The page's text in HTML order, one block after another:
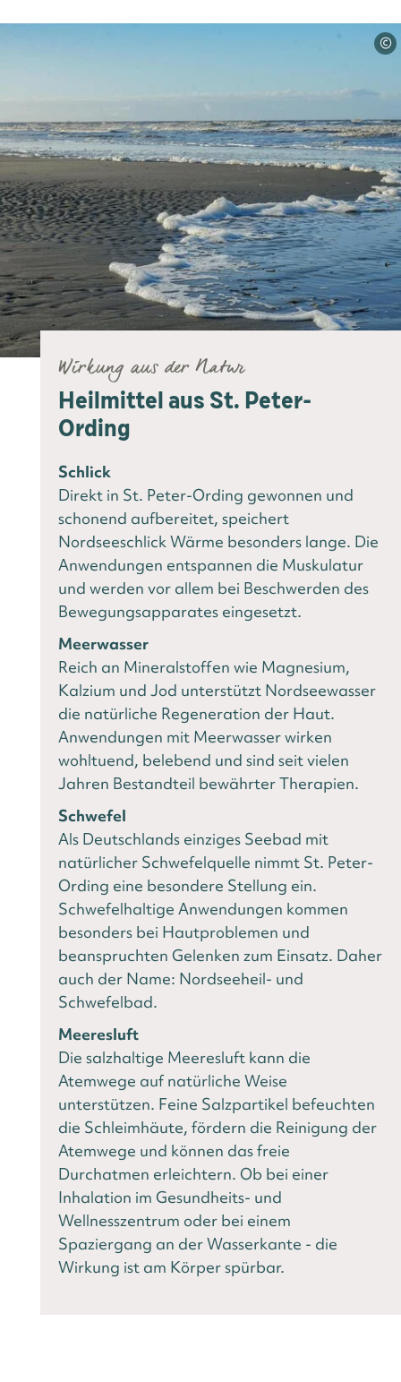
©
Wirkung aus der Natur
Heilmittel aus St. Peter-
Ording
Schlick
Direkt in St. Peter-Ording gewonnen und
schonend aufbereitet, speichert
Nordseeschlick Wärme besonders lange. Die
Anwendungen entspannen die Muskulatur
und werden vor allem bei Beschwerden des
Bewegungsapparates eingesetzt.
Meerwasser
Reich an Mineralstoffen wie Magnesium,
Kalzium und Jod unterstützt Nordseewasser
die natürliche Regeneration der Haut.
Anwendungen mit Meerwasser wirken
wohltuend, belebend und sind seit vielen
Jahren Bestandteil bewährter Therapien.
Schwefel
Als Deutschlands einziges Seebad mit
natürlicher Schwefelquelle nimmt St. Peter-
Ording eine besondere Stellung ein.
Schwefelhaltige Anwendungen kommen
besonders bei Hautproblemen und
beanspruchten Gelenken zum Einsatz. Daher
auch der Name: Nordseeheil- und
Schwefelbad.
Meeresluft
Die salzhaltige Meeresluft kann die
Atemwege auf natürliche Weise
unterstützen. Feine Salzpartikel befeuchten
die Schleimhäute, fördern die Reinigung der
Atemwege und können das freie
Durchatmen erleichtern. Ob bei einer
Inhalation im Gesundheits- und
Wellnesszentrum oder bei einem
Spaziergang an der Wasserkante - die
Wirkung ist am Körper spürbar.